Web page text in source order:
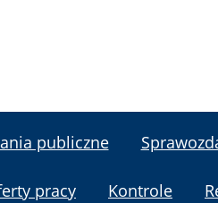
publiczne
pracy Kontrole